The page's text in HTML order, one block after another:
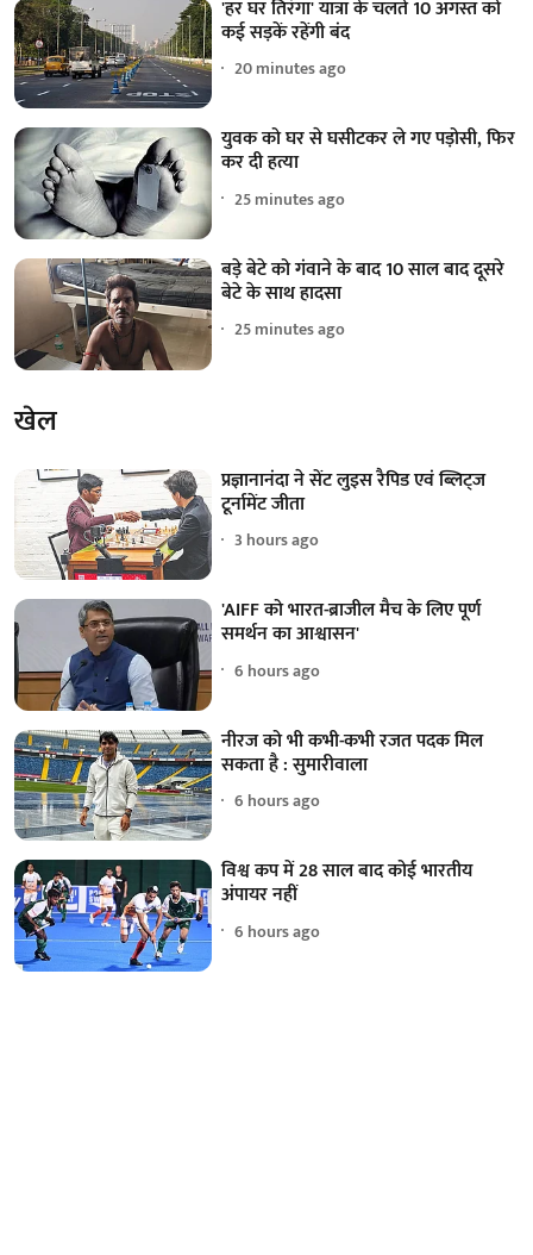
'हर घर तिरंगा' यात्रा के चलते 10 अगस्त को
कई सड़कें रहेंगी बंद
20 minutes ago
युवक को घर से घसीटकर ले गए पड़ोसी, फिर
कर दी हत्या
25 minutes ago
बड़े बेटे को गंवाने के बाद 10 साल बाद दूसरे
बेटे के साथ हादसा
25 minutes ago
खेल
प्रज्ञानानंदा ने सेंट लुइस रैपिड एवं ब्लिट्ज
टूर्नामेंट जीता
3 hours ago
'AIFF को भारत-ब्राजील मैच के लिए पूर्ण
समर्थन का आश्वासन'
6 hours ago
नीरज को भी कभी-कभी रजत पदक मिल
सकता है : सुमारीवाला
6 hours ago
विश्व कप में 28 साल बाद कोई भारतीय
अंपायर नहीं
6 hours ago